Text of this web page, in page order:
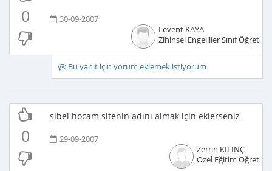
0
30-09-2007
Levent KAYA
Zihinsel Engelliler Sınıf
Bu yanıt için yorum eklemek istiyorum
0
sibel hocam sitenin adını almak için eklerseniz
29-09-2007
Zerrin KILINÇ
Özel Eğitim